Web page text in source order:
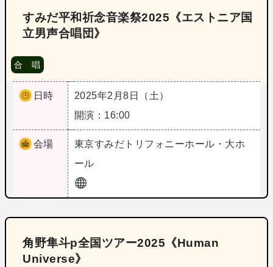
すみだ平和祈念音楽祭2025《エストニア国
立男声合唱団》
合 唱
日時
2025年2月8日（土）
開演：16:00
会場 東京すみだトリフォニーホール・大ホ
ール
角野隼斗p全国ツアー2025《Human
Universe》